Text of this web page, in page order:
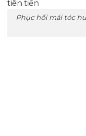
Phục hồi mái tóc